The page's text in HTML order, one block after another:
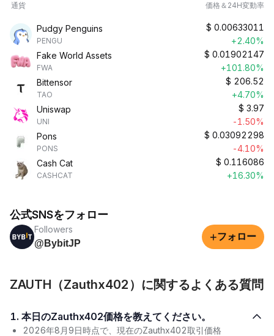
通貨 価格＆24H変動率
Pudgy Penguins
PENGU
$ 0.00633011
+2.40%
Fake World Assets
FWA
$ 0.01902147
+101.80%
Bittensor
TAO
$ 206.52
+4.70%
Uniswap
UNI
$ 3.97
-1.50%
Pons
PONS
$ 0.03092298
-4.10%
Cash Cat
CASHCAT
$ 0.116086
+16.30%
公式SNSをフォロー
Followers
@BybitJP
+フォロー
ZAUTH（Zauthx402）に関するよくある質問
1. 本日のZauthx402価格を教えてください。
2026年8月9日時点で、現在のZauthx402取引価格